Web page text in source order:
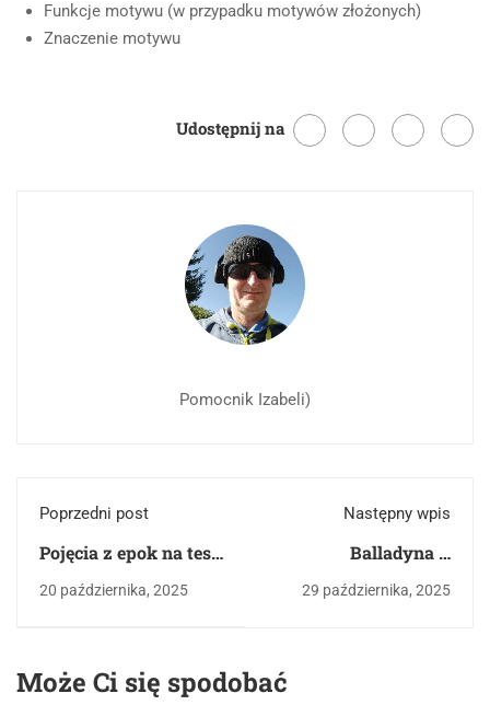
Funkcje motywu (w przypadku motywów złożonych)
Znaczenie motywu
Udostępnij na
Pomocnik Izabeli)
Poprzedni post
Pojęcia z epok na test
historycznoliteracki
20 października, 2025
Następny wpis
Balladyna –
streszczenie i analiza
29 października, 2025
Może Ci się spodobać